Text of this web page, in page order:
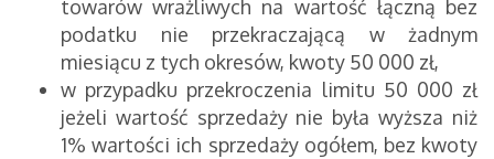
towarów wrażliwych na wartość łączną bez
podatku nie przekraczającą w żadnym
miesiącu z tych okresów, kwoty 50 000 zł,
w przypadku przekroczenia limitu 50 000 zł
jeżeli wartość sprzedaży nie była wyższa niż
1% wartości ich sprzedaży ogółem, bez kwoty